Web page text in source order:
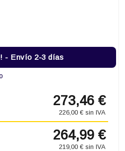
- Envío 2-3 días
273,46 €
226,00 € sin IVA
264,99 €
219,00 € sin IVA